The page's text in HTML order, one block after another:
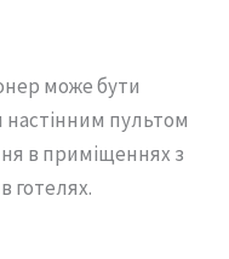
може бути
пультом
в приміщеннях з
готелях.